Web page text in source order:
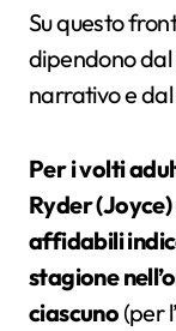
Su questo
dipendono dal
narrativo e
Per i volti
Ryder
affidabili
stagione
ciascuno (per